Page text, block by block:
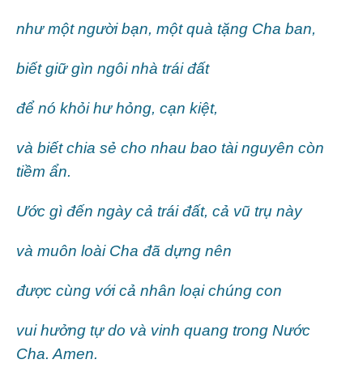
như một người bạn, một quà tặng Cha ban,
biết giữ gìn ngôi nhà trái đất
để nó khỏi hư hỏng, cạn kiệt,
và biết chia sẻ cho nhau bao tài nguyên còn
tiềm ẩn.
Ước gì đến ngày cả trái đất, cả vũ trụ này
và muôn loài Cha đã dựng nên
được cùng với cả nhân loại chúng con
vui hưởng tự do và vinh quang trong Nước
Cha. Amen.